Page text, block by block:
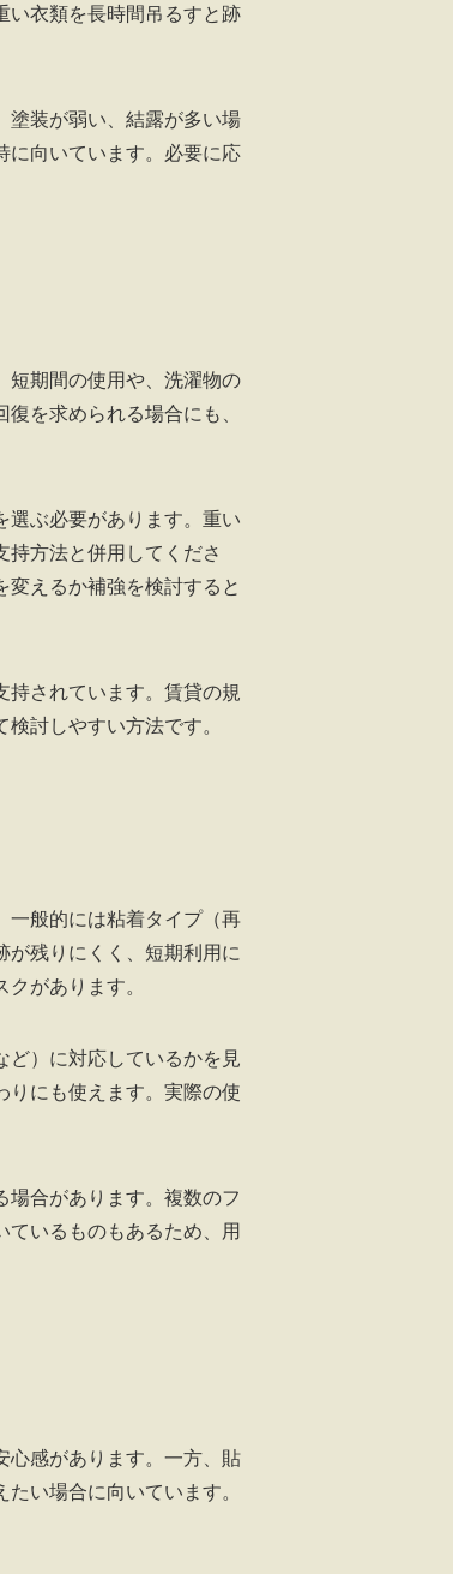
い衣類を長時間吊るすと跡
塗装が弱い、結露が多い場
に向いています。必要に応
短期間の使用や、洗濯物の
を求められる場合にも、
選ぶ必要があります。重い
方法と併用してくださ
えるか補強を検討すると
持されています。賃貸の規
討しやすい方法です。
一般的には粘着タイプ（再
が残りにくく、短期利用に
があります。
ど）に対応しているかを見
りにも使えます。実際の使
場合があります。複数のフ
ているものもあるため、用
心感があります。一方、貼
い場合に向いています。